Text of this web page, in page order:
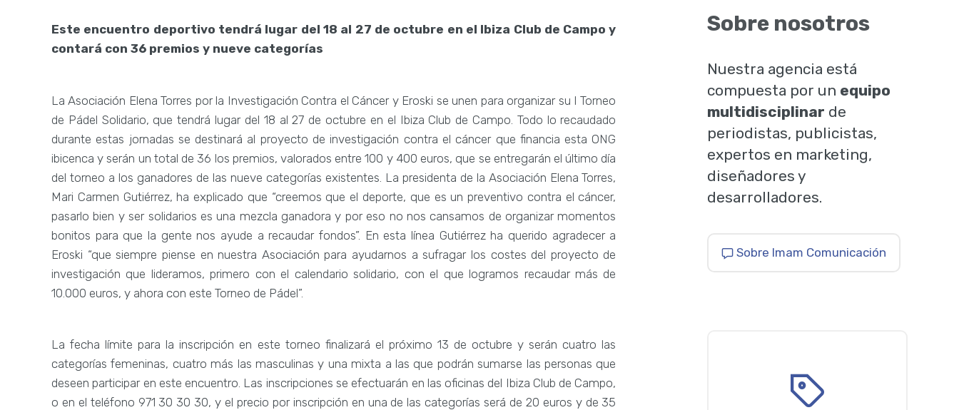
Este encuentro deportivo tendrá lugar del 18 al 27 de octubre en el Ibiza Club de Campo y
contará con 36 premios y nueve categorías
La Asociación Elena Torres por la Investigación Contra el Cáncer y Eroski se unen para organizar su I Torneo
de Pádel Solidario, que tendrá lugar del 18 al 27 de octubre en el Ibiza Club de Campo. Todo lo recaudado
durante estas jornadas se destinará al proyecto de investigación contra el cáncer que financia esta ONG
ibicenca y serán un total de 36 los premios, valorados entre 100 y 400 euros, que se entregarán el último día
del torneo a los ganadores de las nueve categorías existentes. La presidenta de la Asociación Elena Torres,
Mari Carmen Gutiérrez, ha explicado que “creemos que el deporte, que es un preventivo contra el cáncer,
pasarlo bien y ser solidarios es una mezcla ganadora y por eso no nos cansamos de organizar momentos
bonitos para que la gente nos ayude a recaudar fondos”. En esta línea Gutiérrez ha querido agradecer a
Eroski “que siempre piense en nuestra Asociación para ayudarnos a sufragar los costes del proyecto de
investigación que lideramos, primero con el calendario solidario, con el que logramos recaudar más de
10.000 euros, y ahora con este Torneo de Pádel”.
La fecha límite para la inscripción en este torneo finalizará el próximo 13 de octubre y serán cuatro las
categorías femeninas, cuatro más las masculinas y una mixta a las que podrán sumarse las personas que
deseen participar en este encuentro. Las inscripciones se efectuarán en las oficinas del Ibiza Club de Campo,
o en el teléfono 971 30 30 30, y el precio por inscripción en una de las categorías será de 20 euros y de 35
Sobre nosotros
Nuestra agencia está
compuesta por un equipo
multidisciplinar de
periodistas, publicistas,
expertos en marketing,
diseñadores y
desarrolladores.
Sobre Imam Comunicación